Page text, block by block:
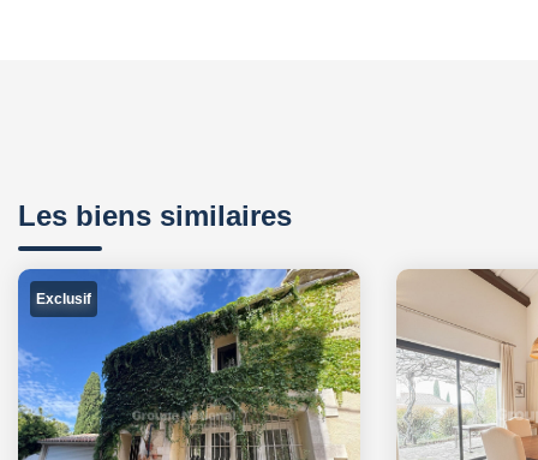
Les biens similaires
Exclusif